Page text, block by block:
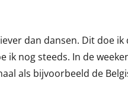
dan dansen. Dit doe ik
ik nog steeds. In de
als bijvoorbeeld de